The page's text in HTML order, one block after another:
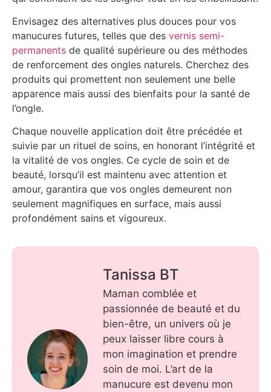
Envisagez des alternatives plus douces pour vos
manucures futures, telles que des vernis semi-
permanents de qualité supérieure ou des méthodes
de renforcement des ongles naturels. Cherchez des
produits qui promettent non seulement une belle
apparence mais aussi des bienfaits pour la santé de
l’ongle.
Chaque nouvelle application doit être précédée et
suivie par un rituel de soins, en honorant l’intégrité et
la vitalité de vos ongles. Ce cycle de soin et de
beauté, lorsqu’il est maintenu avec attention et
amour, garantira que vos ongles demeurent non
seulement magnifiques en surface, mais aussi
profondément sains et vigoureux.
Tanissa BT
Maman comblée et
passionnée de beauté et du
bien-être, un univers où je
peux laisser libre cours à
mon imagination et prendre
soin de moi. L’art de la
manucure est devenu mon